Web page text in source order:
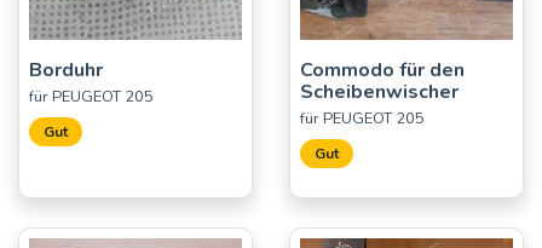
Borduhr
für PEUGEOT 205
Gut
Commodo für den
Scheibenwischer
für PEUGEOT 205
Gut